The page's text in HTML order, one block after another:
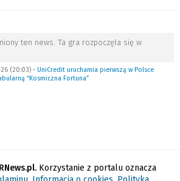
ten news. Ta gra rozpoczęła się w
(20:03) • UniCredit uruchamia pierwszą w Polsce
“Kosmiczna Fortuna”
Korzystanie z portalu oznacza